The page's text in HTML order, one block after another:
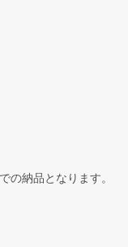
の納品となります。